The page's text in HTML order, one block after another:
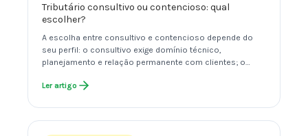
Tributário consultivo ou contencioso: qual
escolher?
A escolha entre consultivo e contencioso depende do
seu perfil: o consultivo exige domínio técnico,
planejamento e relação permanente com clientes; o…
Ler artigo